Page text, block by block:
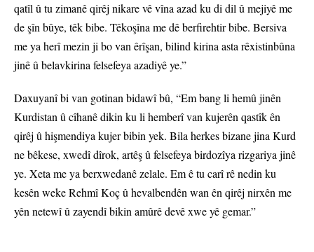
qatîl û tu zimanê qirêj nikare vê vîna azad ku di dil û mejiyê me
de şîn bûye, têk bibe. Têkoşîna me dê berfirehtir bibe. Bersiva
me ya herî mezin ji bo van êrîşan, bilind kirina asta rêxistinbûna
jinê û belavkirina felsefeya azadiyê ye.”
Daxuyanî bi van gotinan bidawî bû, “Em bang li hemû jinên
Kurdistan û cîhanê dikin ku li hemberî van kujerên qastîk ên
qirêj û hişmendiya kujer bibin yek. Bila herkes bizane jina Kurd
ne bêkese, xwedî dîrok, artêş û felsefeya birdozîya rizgariya jinê
ye. Xeta me ya berxwedanê zelale. Em ê tu carî rê nedin ku
kesên weke Rehmî Koç û hevalbendên wan ên qirêj nirxên me
yên netewî û zayendî bikin amûrê devê xwe yê gemar.”